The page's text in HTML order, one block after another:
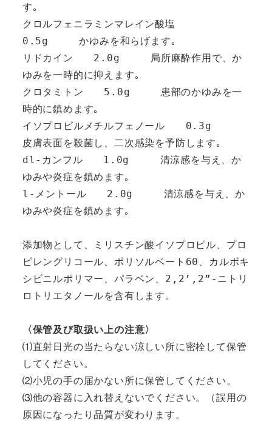
す｡
クロルフェニラミンマレイン酸塩
0.5g　　　かゆみを和らげます｡
リドカイン　　2.0g　　　局所麻酔作用で、か
ゆみを一時的に抑えます｡
クロタミトン　　5.0g　　　患部のかゆみを一
時的に鎮めます｡
イソプロピルメチルフェノール　　0.3g
皮膚表面を殺菌し、二次感染を予防します｡
dl-カンフル　　1.0g　　　清涼感を与え、か
ゆみや炎症を鎮めます｡
l-メントール　　2.0g　　　清涼感を与え、か
ゆみや炎症を鎮めます｡
添加物として、ミリスチン酸イソプロピル、プロ
ピレングリコール、ポリソルベート60、カルボキ
シビニルポリマー、パラベン、2,2’,2”-ニトリ
ロトリエタノールを含有します。
〈保管及び取扱い上の注意〉
⑴直射日光の当たらない涼しい所に密栓して保管
してください。
⑵小児の手の届かない所に保管してください。
⑶他の容器に入れ替えないでください。（誤用の
原因になったり品質が変わります。